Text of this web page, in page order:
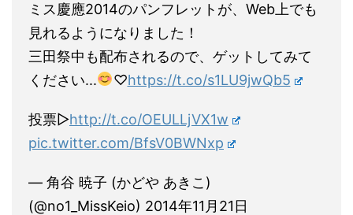
ミス慶應2014のパンフレットが、Web上でも
見れるようになりました！
三田祭中も配布されるので、ゲットしてみて
ください...
♡https://t.co/s1LU9jwQb5
投票▷http://t.co/OEULLjVX1w
pic.twitter.com/BfsV0BWNxp
— 角谷 暁子 (かどや あきこ)
(@no1_MissKeio) 2014年11月21日